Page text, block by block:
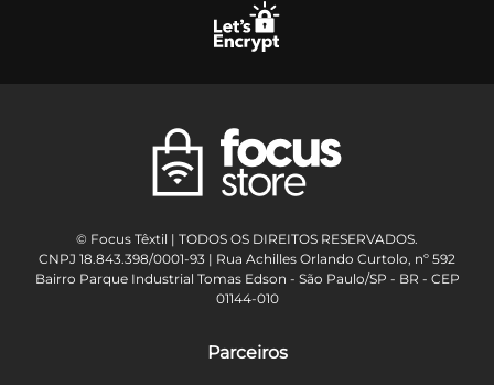
© Focus Têxtil | TODOS OS DIREITOS RESERVADOS.
CNPJ 18.843.398/0001-93 | Rua Achilles Orlando Curtolo, nº 592
Bairro Parque Industrial Tomas Edson - São Paulo/SP - BR - CEP
01144-010
Parceiros